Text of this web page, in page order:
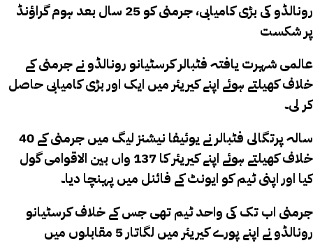
رونالڈو کی بڑی کامیابی، جرمنی کو 25 سال بعد ہوم گراؤنڈ
پر شکست
عالمی شہرت یافتہ فٹبالر کرسٹیانو رونالڈو نے جرمنی کے
خلاف کھیلتے ہوئے اپنے کیریئر میں ایک اور بڑی کامیابی حاصل
کر لی۔
40 سالہ پرتگالی فٹبالر نے یوئیفا نیشنز لیگ میں جرمنی کے
خلاف کھیلتے ہوئے اپنے کیریئر کا 137 واں بین الاقوامی گول
کیا اور اپنی ٹیم کو ایونٹ کے فائنل میں پہنچا دیا۔
جرمنی اب تک کی واحد ٹیم تھی جس کے خلاف کرسٹیانو
رونالڈو نے اپنے پورے کیریئر میں لگاتار 5 مقابلوں میں